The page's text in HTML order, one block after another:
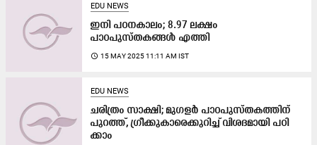
EDU NEWS
ഇനി പഠനകാലം; 8.97 ലക്ഷം
പാഠപുസ്തകങ്ങൾ എത്തി
access_time 15 MAY 2025 11:11 AM IST
EDU NEWS
ചരിത്രം സാക്ഷി; മുഗളർ പാഠപുസ്തകത്തിന്
പുറത്ത്, ഗ്രീ​ക്കു​കാ​രെ​ക്കു​റി​ച്ച് വി​ശ​ദ​മാ​യി പ​ഠി​
ക്കാം